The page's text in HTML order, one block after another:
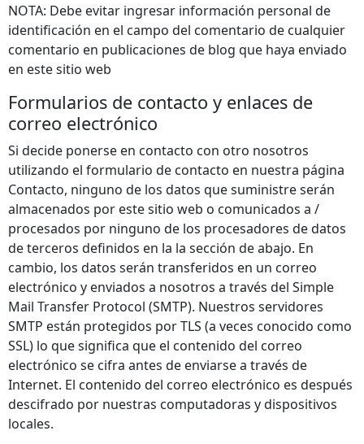
NOTA: Debe evitar ingresar información personal de
identificación en el campo del comentario de cualquier
comentario en publicaciones de blog que haya enviado
en este sitio web
Formularios de contacto y enlaces de
correo electrónico
Si decide ponerse en contacto con otro nosotros
utilizando el formulario de contacto en nuestra página
Contacto, ninguno de los datos que suministre serán
almacenados por este sitio web o comunicados a /
procesados por ninguno de los procesadores de datos
de terceros definidos en la la sección de abajo. En
cambio, los datos serán transferidos en un correo
electrónico y enviados a nosotros a través del Simple
Mail Transfer Protocol (SMTP). Nuestros servidores
SMTP están protegidos por TLS (a veces conocido como
SSL) lo que significa que el contenido del correo
electrónico se cifra antes de enviarse a través de
Internet. El contenido del correo electrónico es después
descifrado por nuestras computadoras y dispositivos
locales.